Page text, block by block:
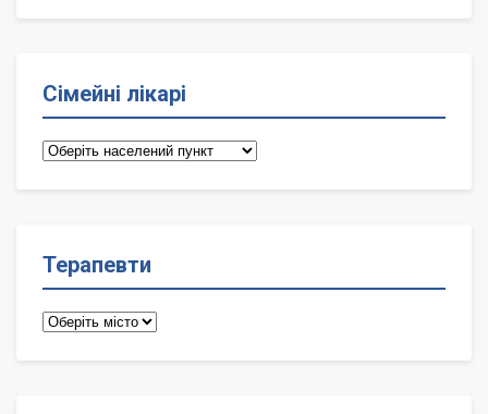
Сімейні лікарі
Сімейні
Терапевти
Терапевти